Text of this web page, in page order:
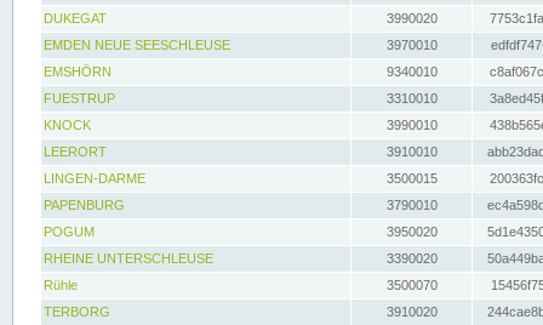
DUKEGAT
3990020
EMDEN NEUE SEESCHLEUSE
3970010
EMSHÖRN
9340010
FUESTRUP
3310010
KNOCK
3990010
LEERORT
3910010
LINGEN-DARME
3500015
PAPENBURG
3790010
POGUM
3950020
RHEINE UNTERSCHLEUSE
3390020
Rühle
3500070
TERBORG
3910020